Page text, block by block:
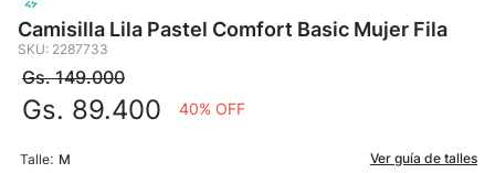
Camisilla Lila Pastel Comfort Basic Mujer Fila
SKU: 2287733
Gs. 149.000
Gs. 89.400 40% OFF
Talle: M Ver guía de talles